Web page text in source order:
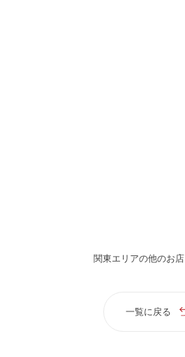
関東エリアの他のお店
一覧に戻る